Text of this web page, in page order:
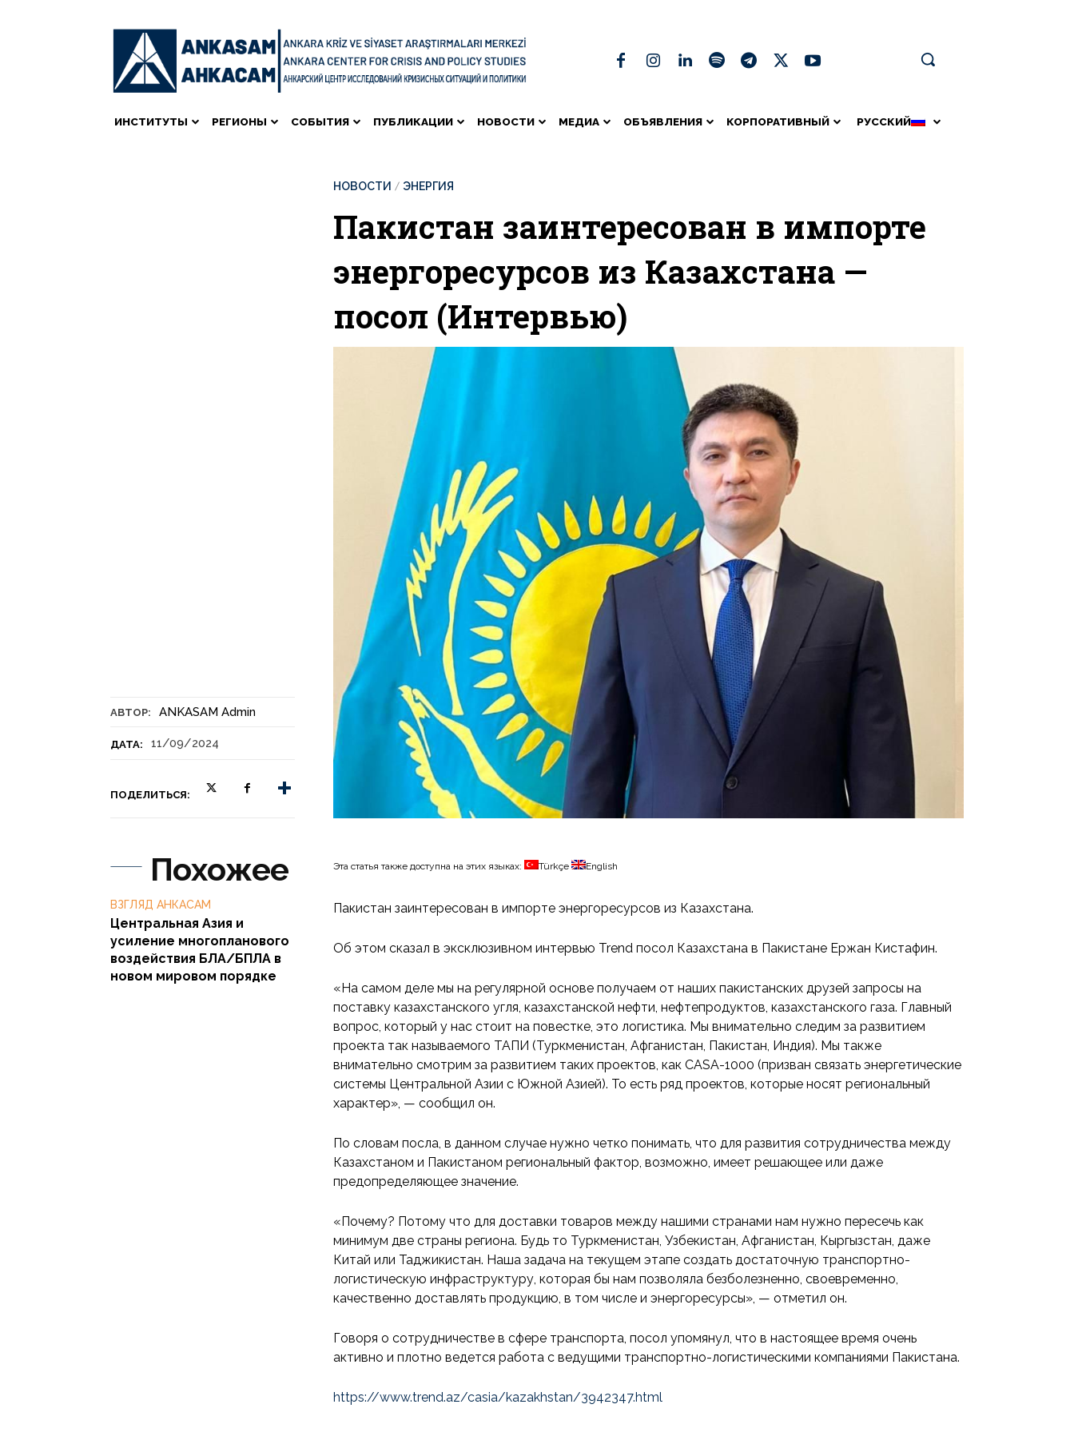
ИНСТИТУТЫ РЕГИОНЫ СОБЫТИЯ ПУБЛИКАЦИИ НОВОСТИ МЕДИА ОБЪЯВЛЕНИЯ КОРПОРАТИВНЫЙ РУССКИЙ
АВТОР: ANKASAM Admin
ДАТА: 11/09/2024
ПОДЕЛИТЬСЯ:
НОВОСТИ ЭНЕРГИЯ
Пакистан заинтересован в импорте
энергоресурсов из Казахстана —
посол (Интервью)
Похожее
ВЗГЛЯД АНКАСАМ
Центральная Азия и
усиление многопланового
воздействия БЛА/БПЛА в
новом мировом порядке
Эта статья также доступна на этих языках: Türkçe English
Пакистан заинтересован в импорте энергоресурсов из Казахстана.
Об этом сказал в эксклюзивном интервью Trend посол Казахстана в Пакистане Ержан Кистафин.
«На самом деле мы на регулярной основе получаем от наших пакистанских друзей запросы на
поставку казахстанского угля, казахстанской нефти, нефтепродуктов, казахстанского газа. Главный
вопрос, который у нас стоит на повестке, это логистика. Мы внимательно следим за развитием
проекта так называемого ТАПИ (Туркменистан, Афганистан, Пакистан, Индия). Мы также
внимательно смотрим за развитием таких проектов, как CASA-1000 (призван связать энергетические
системы Центральной Азии с Южной Азией). То есть ряд проектов, которые носят региональный
характер», — сообщил он.
По словам посла, в данном случае нужно четко понимать, что для развития сотрудничества между
Казахстаном и Пакистаном региональный фактор, возможно, имеет решающее или даже
предопределяющее значение.
«Почему? Потому что для доставки товаров между нашими странами нам нужно пересечь как
минимум две страны региона. Будь то Туркменистан, Узбекистан, Афганистан, Кыргызстан, даже
Китай или Таджикистан. Наша задача на текущем этапе создать достаточную транспортно-
логистическую инфраструктуру, которая бы нам позволяла безболезненно, своевременно,
качественно доставлять продукцию, в том числе и энергоресурсы», — отметил он.
Говоря о сотрудничестве в сфере транспорта, посол упомянул, что в настоящее время очень
активно и плотно ведется работа с ведущими транспортно-логистическими компаниями Пакистана.
https://www.trend.az/casia/kazakhstan/3942347.html